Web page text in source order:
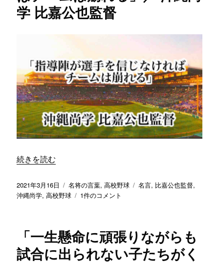
人
は
会
わ
な
い
し
何
も
気
／
沖
比
嘉
公
学 比嘉公也監督
“「指導陣が選手を信じなければチームは崩れる」／ 沖
続きを読む
投
稿
2021年3月16日
カ
テ
名将の言葉,高校野球
タ
名言, 比嘉公也監督,
沖縄尚学,高校野球
「指
選
手
を
1件のコメント
「一生懸命に頑張りながらも
試合に出られない子たちがく